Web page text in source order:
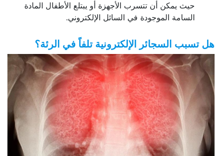
حيث يمكن أن تتسرب الأجهزة أو يبتلع الأطفال المادة
السامة الموجودة في السائل الإلكتروني.
هل تسبب السجائر الإلكترونية تلفاً في الرئة؟